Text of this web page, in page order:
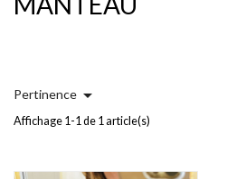
Pertinence 
Affichage 1-1 de 1 article(s)